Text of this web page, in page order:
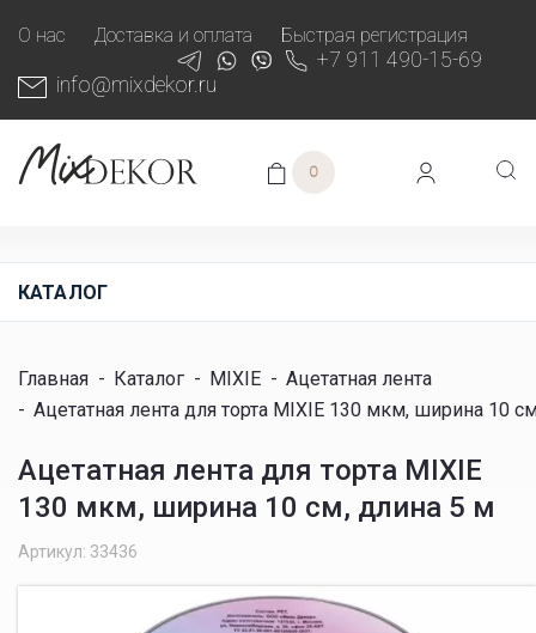
О нас Доставка и оплата Быстрая регистрация
+7 911 490-15-69
info@mixdekor.ru
0
КАТАЛОГ
Главная - Каталог - MIXIE - Ацетатная лента
- Ацетатная лента для торта MIXIE 130 мкм, ширина 10
Ацетатная лента для торта MIXIE
130 мкм, ширина 10 см, длина 5 м
Артикул: 33436